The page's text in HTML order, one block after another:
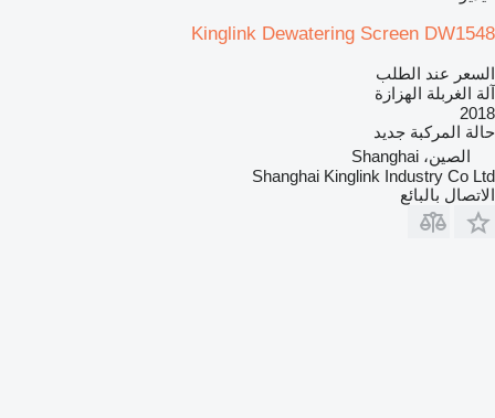
Kinglink Dewatering Screen DW1548
السعر عند الطلب
آلة الغربلة الهزازة
2018
حالة المركبة جديد
الصين، Shanghai
Shanghai Kinglink Industry Co Ltd
الاتصال بالبائع